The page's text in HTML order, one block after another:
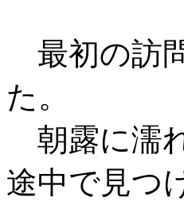
最初の訪
た。
朝露に濡
途中で見つ